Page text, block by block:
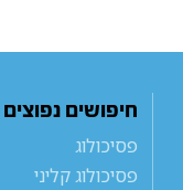
חיפושים נפוצים
פסיכולוג
פסיכולוג קליני